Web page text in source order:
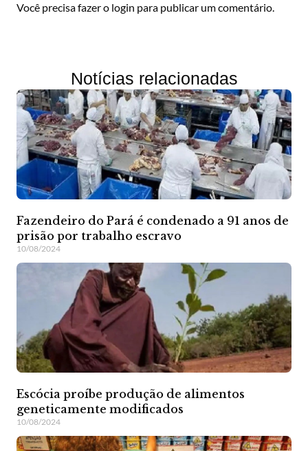
Você precisa fazer o login para publicar um comentário.
Notícias relacionadas
Fazendeiro do Pará é condenado a 91 anos de
prisão por trabalho escravo
10/08/2024
Escócia proíbe produção de alimentos
geneticamente modificados
10/08/2024